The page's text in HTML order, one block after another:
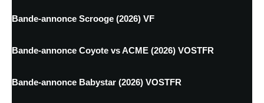
Bande-annonce Scrooge (2026) VF
Bande-annonce Coyote vs ACME (2026) VOSTFR
Bande-annonce Babystar (2026) VOSTFR